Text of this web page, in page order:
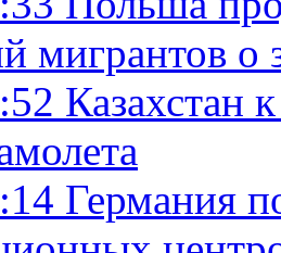
мигрантов
Казахстан
Германия